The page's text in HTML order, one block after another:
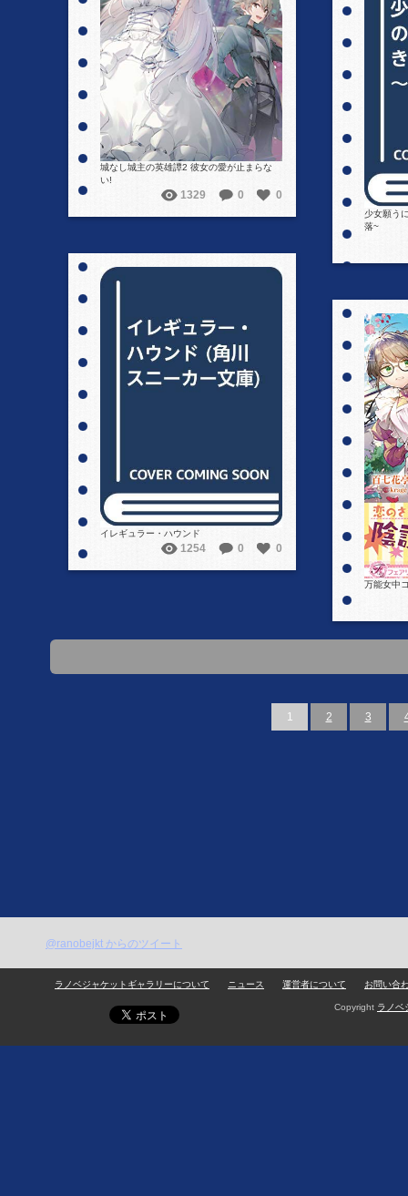
詳細を見る
城なし城主の英雄譚2 彼女の愛が止まらな
い!
1329 0 0
少女願う
落~
イレギュラー・ハウンド
1254 0 0
万能女中
1 2 3
@ranobejkt からのツイート
ラノベジャケットギャラリーについて ニュース 運営者について お問い合
Copyright ラノベ